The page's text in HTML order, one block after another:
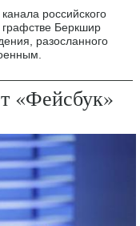
российского
графстве Беркшир
разосланного
«Фейсбук»